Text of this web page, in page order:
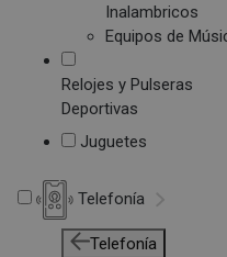
Inalambricos
Equipos de
Relojes y Pulseras
Deportivas
Juguetes
Telefonía
Telefonía